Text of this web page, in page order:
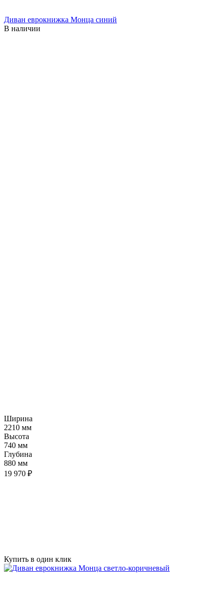
Диван еврокнижка Монца синий
В наличии
Ширина
2210 мм
Высота
740 мм
Глубина
880 мм
19 970 ₽
Купить в один клик